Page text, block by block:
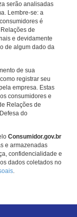
serão analisadas
Lembre-se: a
é
de
e devidamente
de algum dado da
de sua
registrar seu
empresa. Estas
consumidores e
Relações de
do
Consumidor.gov.br
e armazenadas
confidencialidade e
dados coletados no
.